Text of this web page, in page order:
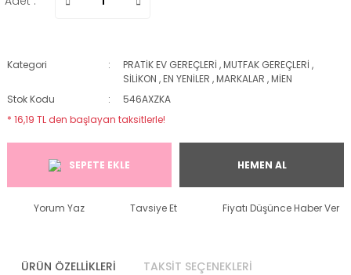
Kategori PRATİK EV GEREÇLERİ ,MUTFAK GEREÇLERİ ,
SİLİKON ,EN YENİLER ,MARKALAR ,MİEN
Stok Kodu
546AXZKA
* 16,19 TL den başlayan taksitlerle!
SEPETE EKLE HEMEN AL
Yorum Yaz Tavsiye Et Fiyatı Düşünce Haber Ver
ÜRÜN ÖZELLİKLERİ TAKSİT SEÇENEKLERİ